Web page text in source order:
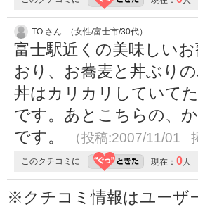
TO さん （女性/富士市/30代）
富士駅近くの美味しい
おり、お蕎麦と丼ぶり
丼はカリカリしていて
です。あとこちらの、
です。
（投稿:2007/11/01
このクチコミに 現在： 0人
※クチコミ情報はユーザ